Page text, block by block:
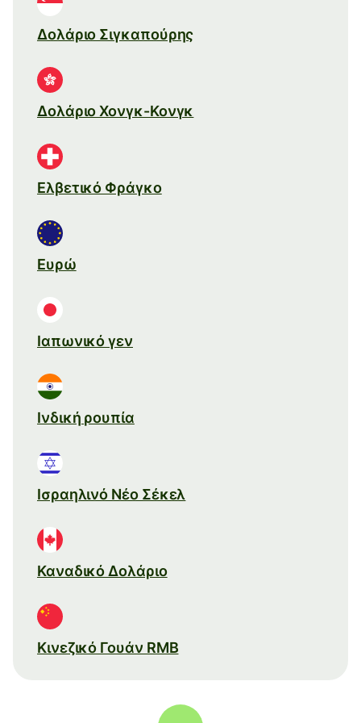
Δολάριο Σιγκαπούρης
Δολάριο Χονγκ-Κονγκ
Ελβετικό Φράγκο
Ευρώ
Ιαπωνικό γεν
Ινδική ρουπία
Ισραηλινό Νέο Σέκελ
Καναδικό Δολάριο
Κινεζικό Γουάν RMB